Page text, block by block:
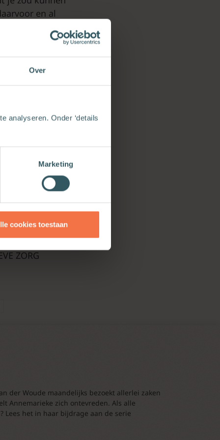
Over
analyseren. Onder ‘details
Marketing
cookies toestaan
en al
paarden
de
EN
ZIJN
MOEITE
ZORG
der Woude maandelijks bezoekt allerlei zaken
Annemarieke zich ontevreden. Als alle
Lees het in haar bijdrage aan de serie